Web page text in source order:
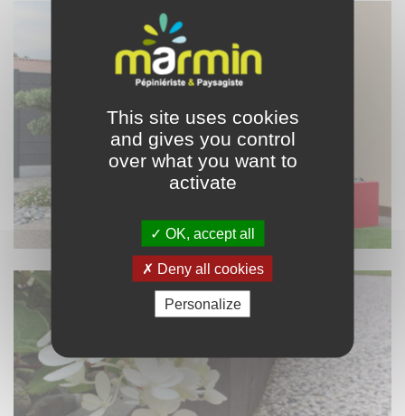
This site uses cookies
and gives you control
over what you want to
activate
OK, accept all
Deny all cookies
Personalize